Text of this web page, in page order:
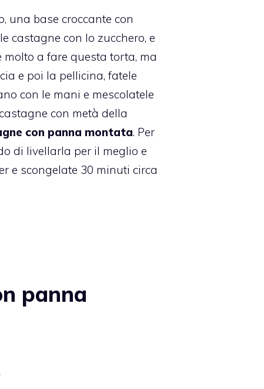
una base croccante con
castagne con lo zucchero, e
a fare questa torta, ma
e poi la pellicina, fatele
con le mani e mescolatele
con metà della
con panna montata. Per
di livellarla per il meglio e
e scongelate 30 minuti circa
panna